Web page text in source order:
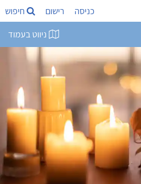
כניסה רישום חיפוש
ניווט בעמוד